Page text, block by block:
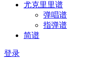
尤克里里谱
弹唱谱
指弹谱
简谱
登录